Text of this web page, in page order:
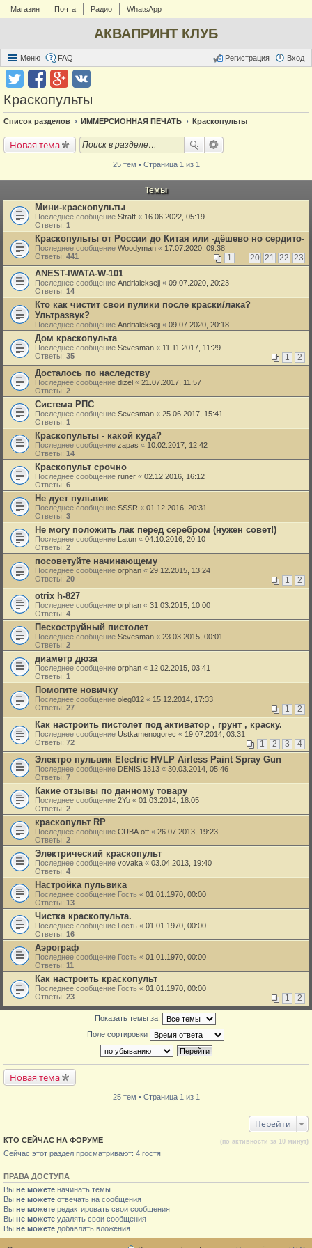
Магазин Почта Радио WhatsApp
АКВАПРИНТ КЛУБ
Меню FAQ Вход
Регистрация
Краскопульты
Список разделов ИММЕРСИОННАЯ ПЕЧАТЬ Краскопульты
Новая тема
25 тем • Страница 1 из 1
Темы
Мини-краскопульты
Последнее сообщение Straft « 16.06.2022, 05:19
Ответы: 1
Краскопульты от России до Китая или -дёшево но сердито-
Последнее сообщение Woodyman « 17.07.2020, 09:38
Ответы: 441 1 … 20 21 22 23
ANEST-IWATA-W-101
Последнее сообщение Andrialeksejj « 09.07.2020, 20:23
Ответы: 14
Кто как чистит свои пулики после краски/лака?
Ультразвук?
Последнее сообщение Andrialeksejj « 09.07.2020, 20:18
Дом краскопульта
Последнее сообщение Sevesman « 11.11.2017, 11:29
Ответы: 35 1 2
Досталось по наследству
Последнее сообщение dizel « 21.07.2017, 11:57
Ответы: 2
Система РПС
Последнее сообщение Sevesman « 25.06.2017, 15:41
Ответы: 1
Краскопульты - какой куда?
Последнее сообщение zapas « 10.02.2017, 12:42
Ответы: 14
Краскопульт срочно
Последнее сообщение runer « 02.12.2016, 16:12
Ответы: 6
Не дует пульвик
Последнее сообщение SSSR « 01.12.2016, 20:31
Ответы: 3
Не могу положить лак перед серебром (нужен совет!)
Последнее сообщение Latun « 04.10.2016, 20:10
Ответы: 2
посоветуйте начинающему
Последнее сообщение orphan « 29.12.2015, 13:24
Ответы: 20 1 2
otrix h-827
Последнее сообщение orphan « 31.03.2015, 10:00
Ответы: 4
Пескоструйный пистолет
Последнее сообщение Sevesman « 23.03.2015, 00:01
Ответы: 2
диаметр дюза
Последнее сообщение orphan « 12.02.2015, 03:41
Ответы: 1
Помогите новичку
Последнее сообщение oleg012 « 15.12.2014, 17:33
Ответы: 27 1 2
Как настроить пистолет под активатор , грунт , краску.
Последнее сообщение Ustkamenogorec « 19.07.2014, 03:31
Ответы: 72 1 2 3 4
Электро пульвик Electric HVLP Airless Paint Spray Gun
Последнее сообщение DENIS 1313 « 30.03.2014, 05:46
Ответы: 7
Какие отзывы по данному товару
Последнее сообщение 2Yu « 01.03.2014, 18:05
Ответы: 2
краскопульт RP
Последнее сообщение CUBA.off « 26.07.2013, 19:23
Ответы: 2
Электрический краскопульт
Последнее сообщение vovaka « 03.04.2013, 19:40
Ответы: 4
Настройка пульвика
Последнее сообщение Гость « 01.01.1970, 00:00
Ответы: 13
Чистка краскопульта.
Последнее сообщение Гость « 01.01.1970, 00:00
Ответы: 16
Аэрограф
Последнее сообщение Гость « 01.01.1970, 00:00
Ответы: 11
Как настроить краскопульт
Последнее сообщение Гость « 01.01.1970, 00:00
Ответы: 23 1 2
Показать темы за:
Поле сортировки
Новая тема
25 тем • Страница 1 из 1
Перейти
КТО СЕЙЧАС НА ФОРУМЕ (по активности за 10 минут)
Сейчас этот раздел просматривают: 4 гостя
ПРАВА ДОСТУПА
Вы не можете начинать темы
Вы не можете отвечать на сообщения
Вы не можете редактировать свои сообщения
Вы не можете удалять свои сообщения
Вы не можете добавлять вложения